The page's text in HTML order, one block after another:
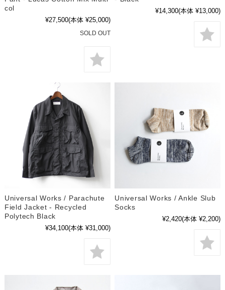
col
¥27,500(本体 ¥25,000)
SOLD OUT
¥14,300(本体 ¥13,000)
Universal Works / Parachute
Field Jacket - Recycled
Polytech Black
¥34,100(本体 ¥31,000)
Universal Works / Ankle Slub
Socks
¥2,420(本体 ¥2,200)